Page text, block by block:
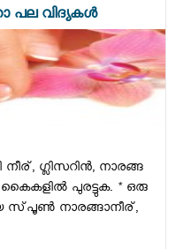
വിദ്യകള്‍
നീര്‌, ഗ്ലിസറിന്‍, നാരങ്ങ
കൈകളില്‍ പുരട്ടുക. * ഒരു
സ്‌പൂണ്‍ നാരങ്ങാനീര്‌,